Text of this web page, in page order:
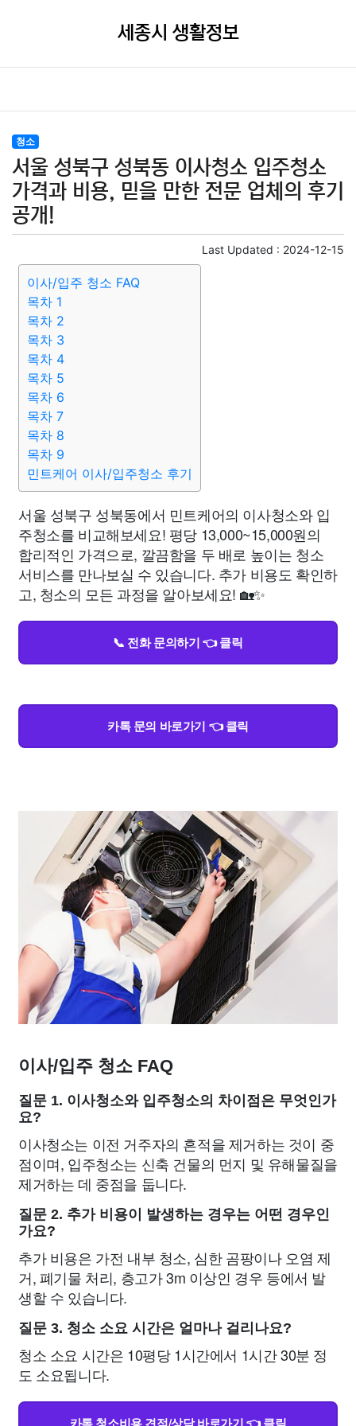
세종시 생활정보
청소
서울 성북구 성북동 이사청소 입주청소
가격과 비용, 믿을 만한 전문 업체의 후기
공개!
Last Updated : 2024-12-15
이사/입주 청소 FAQ
목차 1
목차 2
목차 3
목차 4
목차 5
목차 6
목차 7
목차 8
목차 9
민트케어 이사/입주청소 후기
서울 성북구 성북동에서 민트케어의 이사청소와 입
주청소를 비교해보세요! 평당 13,000~15,000원의
합리적인 가격으로, 깔끔함을 두 배로 높이는 청소
서비스를 만나보실 수 있습니다. 추가 비용도 확인하
고, 청소의 모든 과정을 알아보세요! 🏡✨
📞 전화 문의하기 👈 클릭
카톡 문의 바로가기 👈 클릭
이사/입주 청소 FAQ
질문 1. 이사청소와 입주청소의 차이점은 무엇인가
요?
이사청소는 이전 거주자의 흔적을 제거하는 것이 중
점이며, 입주청소는 신축 건물의 먼지 및 유해물질을
제거하는 데 중점을 둡니다.
질문 2. 추가 비용이 발생하는 경우는 어떤 경우인
가요?
추가 비용은 가전 내부 청소, 심한 곰팡이나 오염 제
거, 폐기물 처리, 층고가 3m 이상인 경우 등에서 발
생할 수 있습니다.
질문 3. 청소 소요 시간은 얼마나 걸리나요?
청소 소요 시간은 10평당 1시간에서 1시간 30분 정
도 소요됩니다.